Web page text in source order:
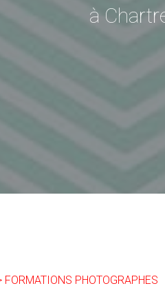
à
FORMATIONS PHOTOGRAPHES